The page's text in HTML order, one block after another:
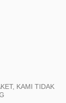
KAMI TIDAK